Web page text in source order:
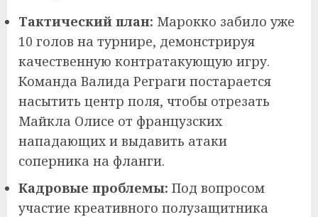
Тактический план: Марокко забило уже
10 голов на турнире, демонстрируя
качественную контратакующую игру.
Команда Валида Реграги постарается
насытить центр поля, чтобы отрезать
Майкла Олисе от французских
нападающих и выдавить атаки
соперника на фланги.
Кадровые проблемы: Под вопросом
участие креативного полузащитника